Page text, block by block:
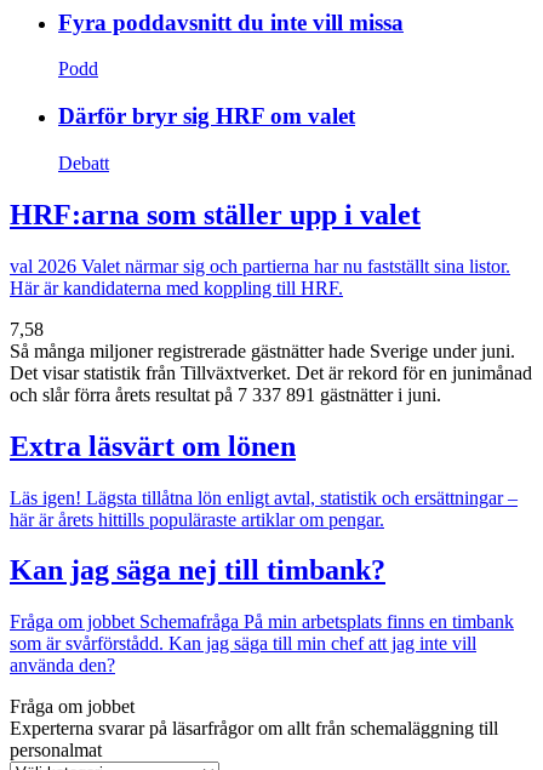
Fyra poddavsnitt du inte vill missa
Podd
Därför bryr sig HRF om valet
Debatt
HRF:arna som ställer upp i valet
val 2026 Valet närmar sig och partierna har nu fastställt sina listor.
Här är kandidaterna med koppling till HRF.
7,58
Så många miljoner registrerade gästnätter hade Sverige under juni.
Det visar statistik från Tillväxtverket. Det är rekord för en junimånad
och slår förra årets resultat på 7 337 891 gästnätter i juni.
Extra läsvärt om lönen
Läs igen! Lägsta tillåtna lön enligt avtal, statistik och ersättningar –
här är årets hittills populäraste artiklar om pengar.
Kan jag säga nej till timbank?
Fråga om jobbet Schemafråga På min arbetsplats finns en timbank
som är svårförstådd. Kan jag säga till min chef att jag inte vill
använda den?
Fråga om jobbet
Experterna svarar på läsarfrågor om allt från schemaläggning till
personalmat